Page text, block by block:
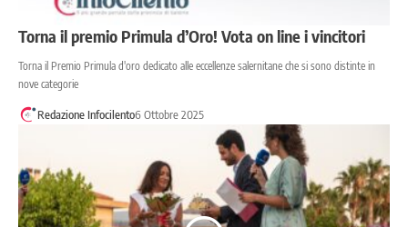
Torna il premio Primula d’Oro! Vota on line i vincitori
Torna il Premio Primula d'oro dedicato alle eccellenze salernitane che si sono distinte in
nove categorie
Redazione Infocilento6 Ottobre 2025